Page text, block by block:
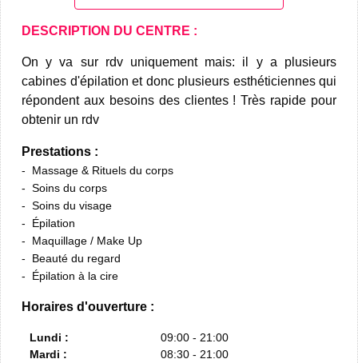
DESCRIPTION DU CENTRE :
On y va sur rdv uniquement mais: il y a plusieurs
cabines d'épilation et donc plusieurs esthéticiennes qui
répondent aux besoins des clientes ! Très rapide pour
obtenir un rdv
Prestations :
Massage & Rituels du corps
Soins du corps
Soins du visage
Épilation
Maquillage / Make Up
Beauté du regard
Épilation à la cire
Horaires d'ouverture :
Lundi :
09:00 - 21:00
Mardi :
08:30 - 21:00